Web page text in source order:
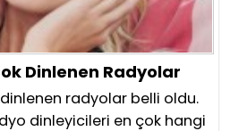
Dinlenen Radyolar
radyolar belli oldu.
dinleyicileri en çok hangi